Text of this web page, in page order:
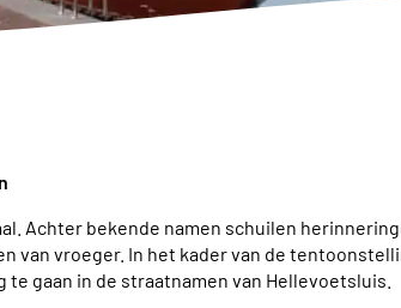
Achter bekende namen schuilen
van vroeger. In het kader van de
gaan in de straatnamen van Hellevoetsluis.